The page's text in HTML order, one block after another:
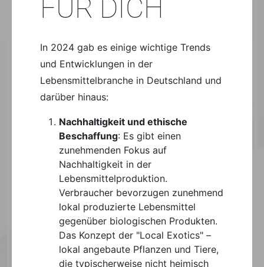
FÜR DICH
In 2024 gab es einige wichtige Trends
und Entwicklungen in der
Lebensmittelbranche in Deutschland und
darüber hinaus:
Nachhaltigkeit und ethische
Beschaffung: Es gibt einen
zunehmenden Fokus auf
Nachhaltigkeit in der
Lebensmittelproduktion.
Verbraucher bevorzugen zunehmend
lokal produzierte Lebensmittel
gegenüber biologischen Produkten.
Das Konzept der "Local Exotics" –
lokal angebaute Pflanzen und Tiere,
die typischerweise nicht heimisch